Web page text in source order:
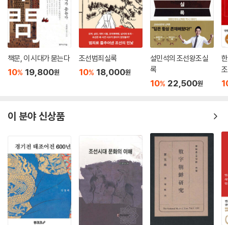
책문, 이 시대가 묻는다
10% 19,800원
조선범죄실록
10% 18,000원
설민석의 조선왕조실
록
10% 22,500원
이 분야 신상품